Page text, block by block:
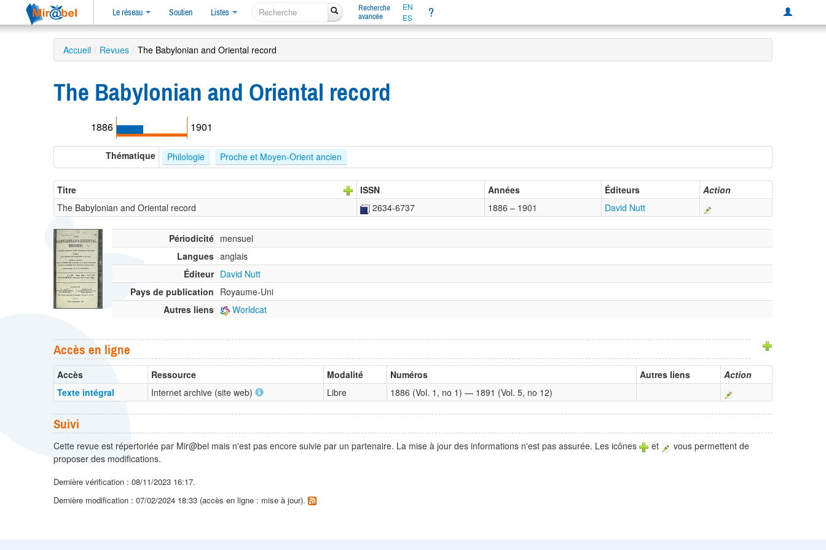
Le réseau Soutien Listes
Recherche
avancée
EN
ES
?
Accueil / Revues / The Babylonian and Oriental record
The Babylonian and Oriental record
1886 1901
Thématique Philologie Proche et Moyen-Orient ancien
Titre ISSN Années Éditeurs
Action
The Babylonian and Oriental record
2634-6737 1886 – 1901 David Nutt
Périodicité mensuel
Langues anglais
Éditeur David Nutt
Pays de publication Royaume-Uni
Autres liens
Worldcat
Accès en ligne
Accès Ressource Modalité Numéros Autres liens
Action
Texte intégral
Internet archive (site web) Libre 1886 (Vol. 1, no 1) — 1891 (Vol. 5, no 12)
Suivi
Cette revue est répertoriée par Mir@bel mais n'est pas encore suivie par un partenaire. La mise à jour des informations n'est pas assurée. Les icônes et
vous permettent de
proposer des modifications.
Dernière vérification : 08/11/2023 16:17.
Dernière modification : 07/02/2024 18:33 (accès en ligne : mise à jour).